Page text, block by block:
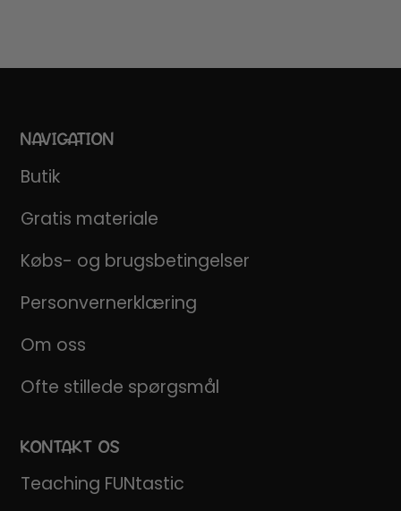
NAVIGATION
Butik
Gratis materiale
Købs- og brugsbetingelser
Personvernerklæring
Om oss
Ofte stillede spørgsmål
KONTAKT OS
Teaching FUNtastic